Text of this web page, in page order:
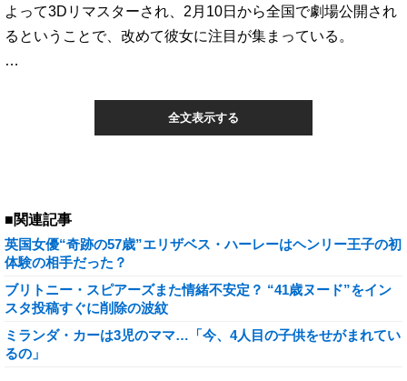
よって3Dリマスターされ、2月10日から全国で劇場公開され
るということで、改めて彼女に注目が集まっている。
…
全文表示する
■関連記事
英国女優“奇跡の57歳”エリザベス・ハーレーはヘンリー王子の初
体験の相手だった？
ブリトニー・スピアーズまた情緒不安定？ “41歳ヌード”をイン
スタ投稿すぐに削除の波紋
ミランダ・カーは3児のママ…「今、4人目の子供をせがまれてい
るの」